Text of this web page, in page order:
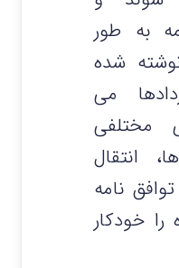
به طور
شده
می
مختلفی
انتقال
نامه
خودکار